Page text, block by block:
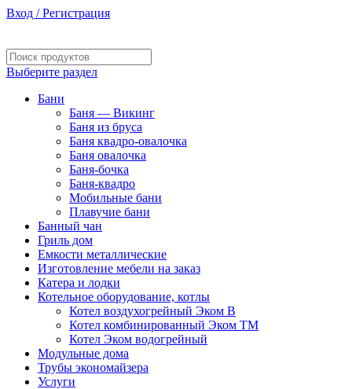
Вход / Регистрация
Выберите раздел
Бани
Баня — Викинг
Баня из бруса
Баня квадро-овалочка
Баня овалочка
Баня-бочка
Баня-квадро
Мобильные бани
Плавучие бани
Банный чан
Гриль дом
Емкости металлические
Изготовление мебели на заказ
Катера и лодки
Котельное оборудование, котлы
Котел воздухогрейный Эком В
Котел комбинированный Эком ТМ
Котел Эком водогрейный
Модульные дома
Трубы экономайзера
Услуги